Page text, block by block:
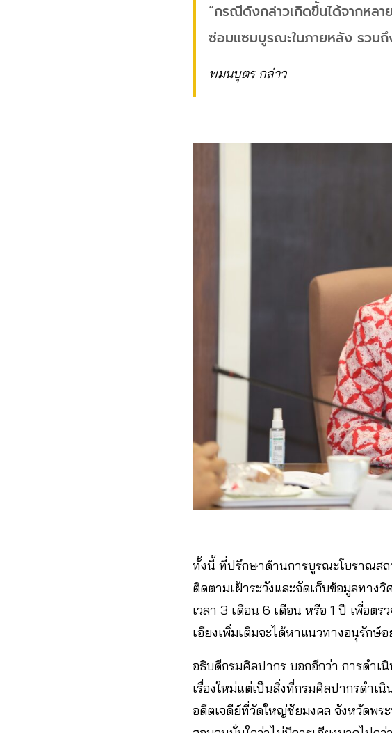
“กรณีดังกล่าวเกิดขึ้นได้จากหลา
ซ่อมแซมบูรณะในภายหลัง รวม
พมนบุตร กล่าว
ทั้งนี้ ที่ปรึกษาด้านการบูรณะโบราณสถ
ติดตามเฝ้าระวังและจัดเก็บข้อมูลทาง
เวลา 3 เดือน 6 เดือน หรือ 1 ปี เพื่อต
เอียงเพิ่มเติมจะได้หาแนวทางอนุรักษ์
อธิบดีกรมศิลปากร บอกอีกว่า การดำ
เรื่องใหม่แต่เป็นสิ่งที่กรมศิลปากรดำเ
อดีตเจดีย์ที่วัดใหญ่ชัยมงคล จังหวัดพร